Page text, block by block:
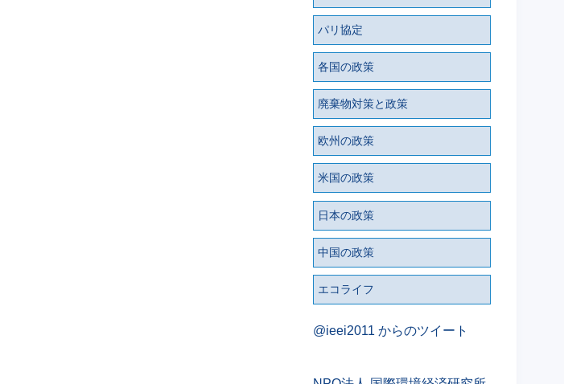
パリ協定
各国の政策
廃棄物対策と政策
欧州の政策
米国の政策
日本の政策
中国の政策
エコライフ
@ieei2011 からのツイート